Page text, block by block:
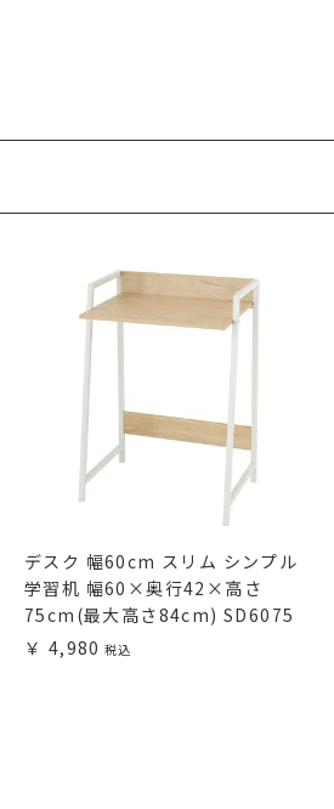
デスク 幅60cm スリム シンプル
学習机 幅60×奥行42×高さ
75cm(最大高さ84cm) SD6075
4,980